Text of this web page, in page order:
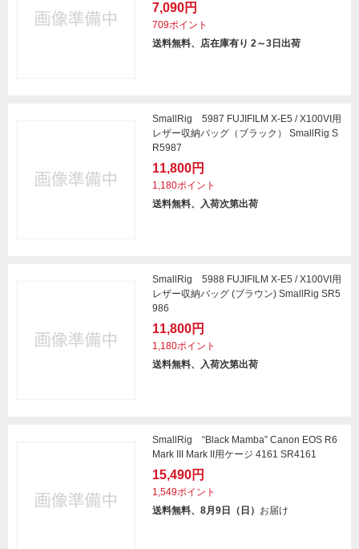
7,090円
709ポイント
送料無料、店在庫有り 2～3日出荷
SmallRig 5987 FUJIFILM X-E5 / X100VI用
レザー収納バッグ（ブラック） SmallRig S
R5987
11,800円
1,180ポイント
送料無料、入荷次第出荷
SmallRig 5988 FUJIFILM X-E5 / X100VI用
レザー収納バッグ (ブラウン) SmallRig SR5
986
11,800円
1,180ポイント
送料無料、入荷次第出荷
SmallRig “Black Mamba” Canon EOS R6
Mark III Mark II用ケージ 4161 SR4161
15,490円
1,549ポイント
送料無料、8月9日（日） お届け